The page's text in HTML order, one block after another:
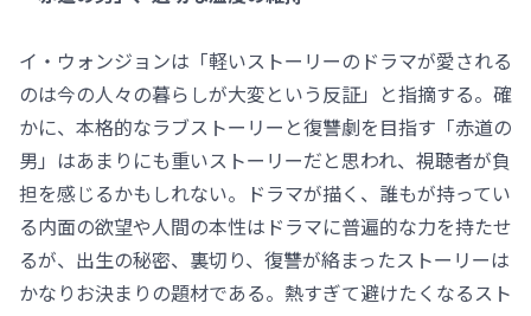
イ・ウォンジョンは「軽いストーリーのドラマが愛される
のは今の人々の暮らしが大変という反証」と指摘する。確
かに、本格的なラブストーリーと復讐劇を目指す「赤道の
男」はあまりにも重いストーリーだと思われ、視聴者が負
担を感じるかもしれない。ドラマが描く、誰もが持ってい
る内面の欲望や人間の本性はドラマに普遍的な力を持たせ
るが、出生の秘密、裏切り、復讐が絡まったストーリーは
かなりお決まりの題材である。熱すぎて避けたくなるスト